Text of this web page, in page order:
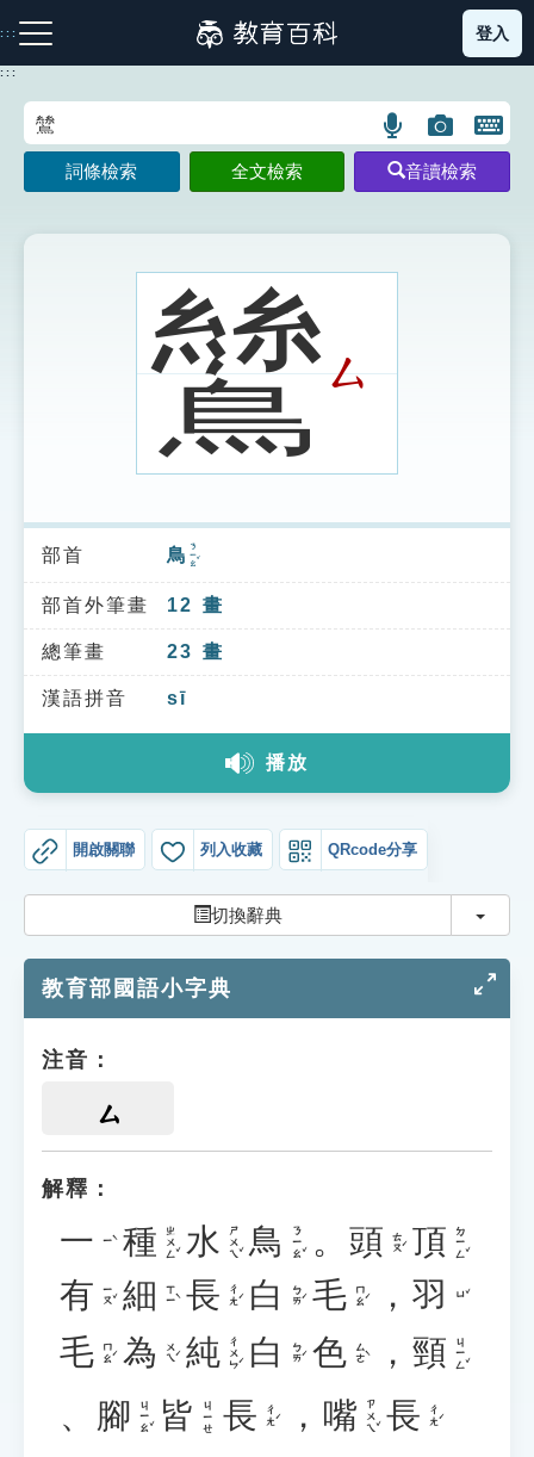
到
主
:::
注音索引圖示 筆畫索引圖示 部首索引表圖示
索引選單
知識索引
單字索引
生命大百科索引
登入
:::
語
言
搜
示
圖
片
搜
開
鍵
圖
詞條檢索 全文檢索 音讀檢索
鷥ㄙ
部首 鳥 ㄋㄧㄠˇ
部首外筆畫 12 畫
總筆畫 23 畫
漢語拼音 sī
播放
開啟關聯 列入收藏 QRcode分享
切換辭典 切換
教育部國語小字典
注音：
ㄙ
解釋：
一 ㄧˋ 種 ㄓㄨㄥˇ 水 ㄕㄨㄟˇ 鳥 ㄋㄧㄠˇ 。 頭 ㄊㄡˊ 頂 ㄉㄧㄥˇ
有 ㄧㄡˇ 細 ㄒㄧˋ 長 ㄔㄤˊ 白 ㄅㄞˊ 毛 ㄇㄠˊ ， 羽 ㄩˇ
毛 ㄇㄠˊ 為 ㄨㄟˊ 純 ㄔㄨㄣˊ 白 ㄅㄞˊ 色 ㄙㄜˋ ， 頸 ㄐㄧㄥˇ
、 腳 ㄐㄧㄠˇ 皆 ㄐㄧㄝ 長 ㄔㄤˊ ， 嘴 ㄗㄨㄟˇ 長 ㄔㄤˊ